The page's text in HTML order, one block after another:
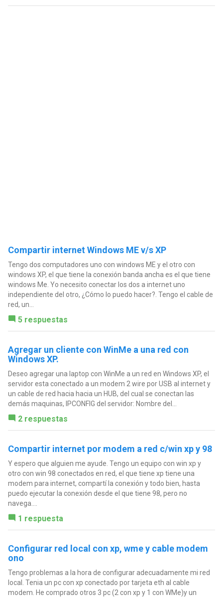
Compartir internet Windows ME v/s XP
Tengo dos computadores uno con windows ME y el otro con
windows XP, el que tiene la conexión banda ancha es el que tiene
windows Me. Yo necesito conectar los dos a internet uno
independiente del otro, ¿Cómo lo puedo hacer?. Tengo el cable de
red, un...
5 respuestas
Agregar un cliente con WinMe a una red con
Windows XP.
Deseo agregar una laptop con WinMe a un red en Windows XP, el
servidor esta conectado a un modem 2 wire por USB al internet y
un cable de red hacia hacia un HUB, del cual se conectan las
demás maquinas, IPCONFIG del servidor: Nombre del...
2 respuestas
Compartir internet por modem a red c/win xp y 98
Y espero que alguien me ayude. Tengo un equipo con win xp y
otro con win 98 conectados en red, el que tiene xp tiene una
modem para internet, compartí la conexión y todo bien, hasta
puedo ejecutar la conexión desde el que tiene 98, pero no
navega....
1 respuesta
Configurar red local con xp, wme y cable modem
ono
Tengo problemas a la hora de configurar adecuadamente mi red
local. Tenia un pc con xp conectado por tarjeta eth al cable
modem. He comprado otros 3 pc (2 con xp y 1 con WMe)y un